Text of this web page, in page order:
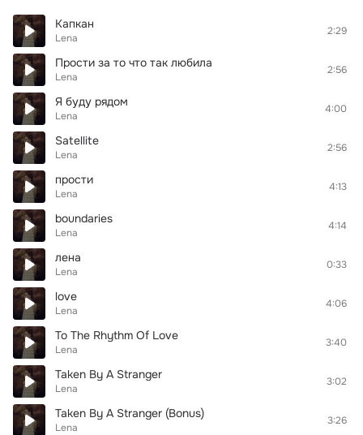
Капкан
Lena
2:29
Прости за то что так любила
Lena
2:56
Я буду рядом
Lena
4:00
Satellite
Lena
2:56
прости
Lena
4:13
boundaries
Lena
4:14
лена
Lena
0:33
love
Lena
4:06
To The Rhythm Of Love
Lena
3:40
Taken By A Stranger
Lena
3:02
Taken By A Stranger (Bonus)
Lena
3:26